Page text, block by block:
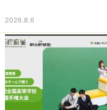
2026.8.6